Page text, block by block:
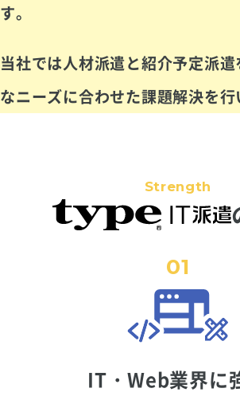
す。
当社では人材派遣と紹介予定派
なニーズに合わせた課題解決を行
Strength
01
IT・Web業界に